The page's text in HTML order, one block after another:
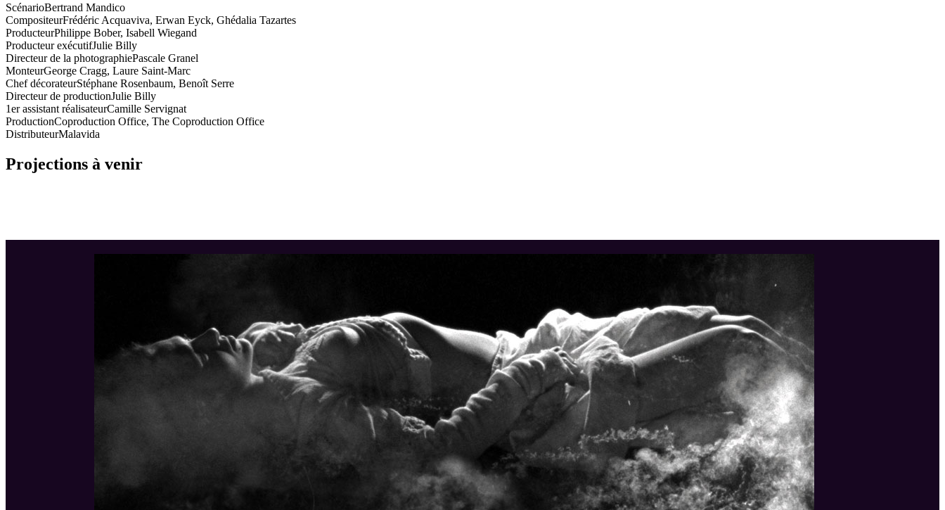
ScénarioBertrand Mandico
CompositeurFrédéric Acquaviva, Erwan Eyck, Ghédalia Tazartes
ProducteurPhilippe Bober, Isabell Wiegand
Producteur exécutifJulie Billy
Directeur de la photographiePascale Granel
MonteurGeorge Cragg, Laure Saint-Marc
Chef décorateurStéphane Rosenbaum, Benoît Serre
Directeur de productionJulie Billy
1er assistant réalisateurCamille Servignat
ProductionCoproduction Office, The Coproduction Office
DistributeurMalavida
Projections à venir